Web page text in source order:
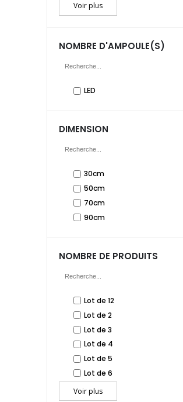
Voir plus
NOMBRE D'AMPOULE(S)
LED
DIMENSION
30cm
50cm
70cm
90cm
NOMBRE DE PRODUITS
Lot de 12
Lot de 2
Lot de 3
Lot de 4
Lot de 5
Lot de 6
Voir plus